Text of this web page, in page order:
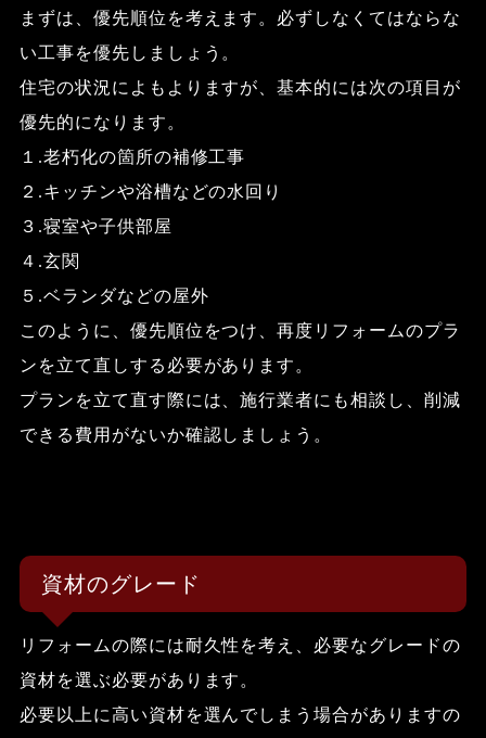
まずは、優先順位を考えます。必ずしなくてはならな
い工事を優先しましょう。
住宅の状況によもよりますが、基本的には次の項目が
優先的になります。
１.老朽化の箇所の補修工事
２.キッチンや浴槽などの水回り
３.寝室や子供部屋
４.玄関
５.ベランダなどの屋外
このように、優先順位をつけ、再度リフォームのプラ
ンを立て直しする必要があります。
プランを立て直す際には、施行業者にも相談し、削減
できる費用がないか確認しましょう。
資材のグレード
リフォームの際には耐久性を考え、必要なグレードの
資材を選ぶ必要があります。
必要以上に高い資材を選んでしまう場合がありますの